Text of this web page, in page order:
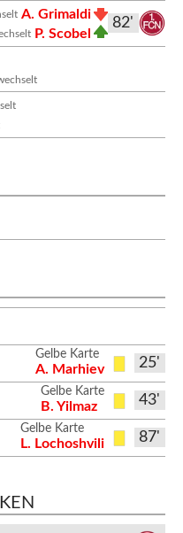
82'
A. Grimaldi
P. Scobel
25'
Gelbe Karte
A. Marhiev
43'
Gelbe Karte
B. Yilmaz
87'
Gelbe Karte
L. Lochoshvili